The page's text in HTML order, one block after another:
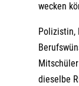
wecken
Polizistin,
dieselbe